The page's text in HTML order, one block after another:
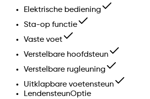
Elektrische bediening
Sta-op functie
Vaste voet
Verstelbare hoofdsteun
Verstelbare rugleuning
Uitklapbare voetensteun
LendensteunOptie